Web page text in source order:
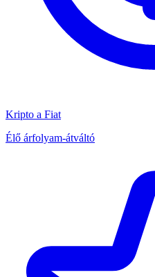
Kripto a Fiat
Élő árfolyam-átváltó